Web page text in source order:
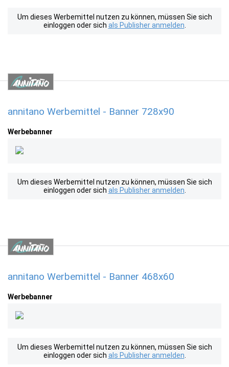
Um dieses Werbemittel nutzen zu können, müssen Sie sich
einloggen oder sich als Publisher anmelden
annitano Werbemittel - Banner 728x90
Werbebanner
Um dieses Werbemittel nutzen zu können, müssen Sie sich
einloggen oder sich als Publisher anmelden
annitano Werbemittel - Banner 468x60
Werbebanner
Um dieses Werbemittel nutzen zu können, müssen Sie sich
einloggen oder sich als Publisher anmelden